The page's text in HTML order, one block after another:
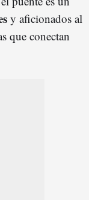
y aficionados al
que conectan